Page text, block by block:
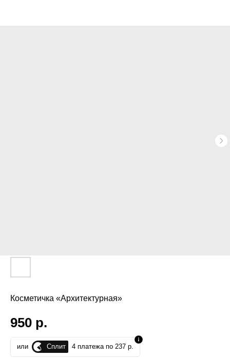
Косметичка «Архитектурная»
950 р.
или Сплит 4 платежа по 237 р.